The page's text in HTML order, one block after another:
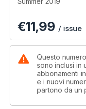
expect from Hayman
InterContinental.
€11,99 / issue
Questo
sono inclusi in
abbonamenti
e i nuovi
partono da un